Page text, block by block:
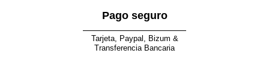
Pago seguro
Tarjeta, Paypal, Bizum &
Transferencia Bancaria